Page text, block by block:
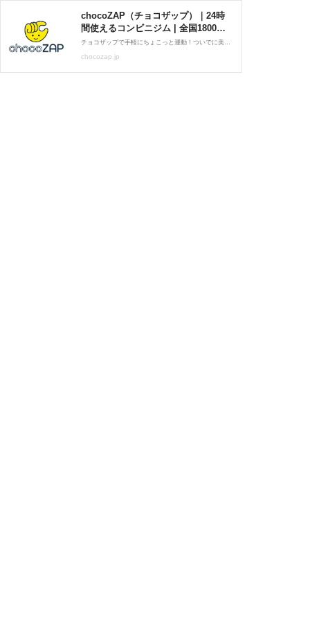
chocoZAP（チョコザップ）｜24時
間使えるコンビニジム | 全国1800店
舗以上！
チョコザップで手軽にちょこっと運動！ついでに美容＋リフレッシュも！月額料金2,980円（税込3,278円）、着替え不要だから仕事帰りや外出ついで、家事の合間のスキマ時間にも。1日5分の健康習慣を始めよう！
chocozap.jp